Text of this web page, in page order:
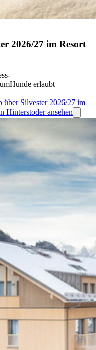
2026/27 im Resort
Hunde erlaubt
über Silvester 2026/27 im
Hinterstoder ansehen